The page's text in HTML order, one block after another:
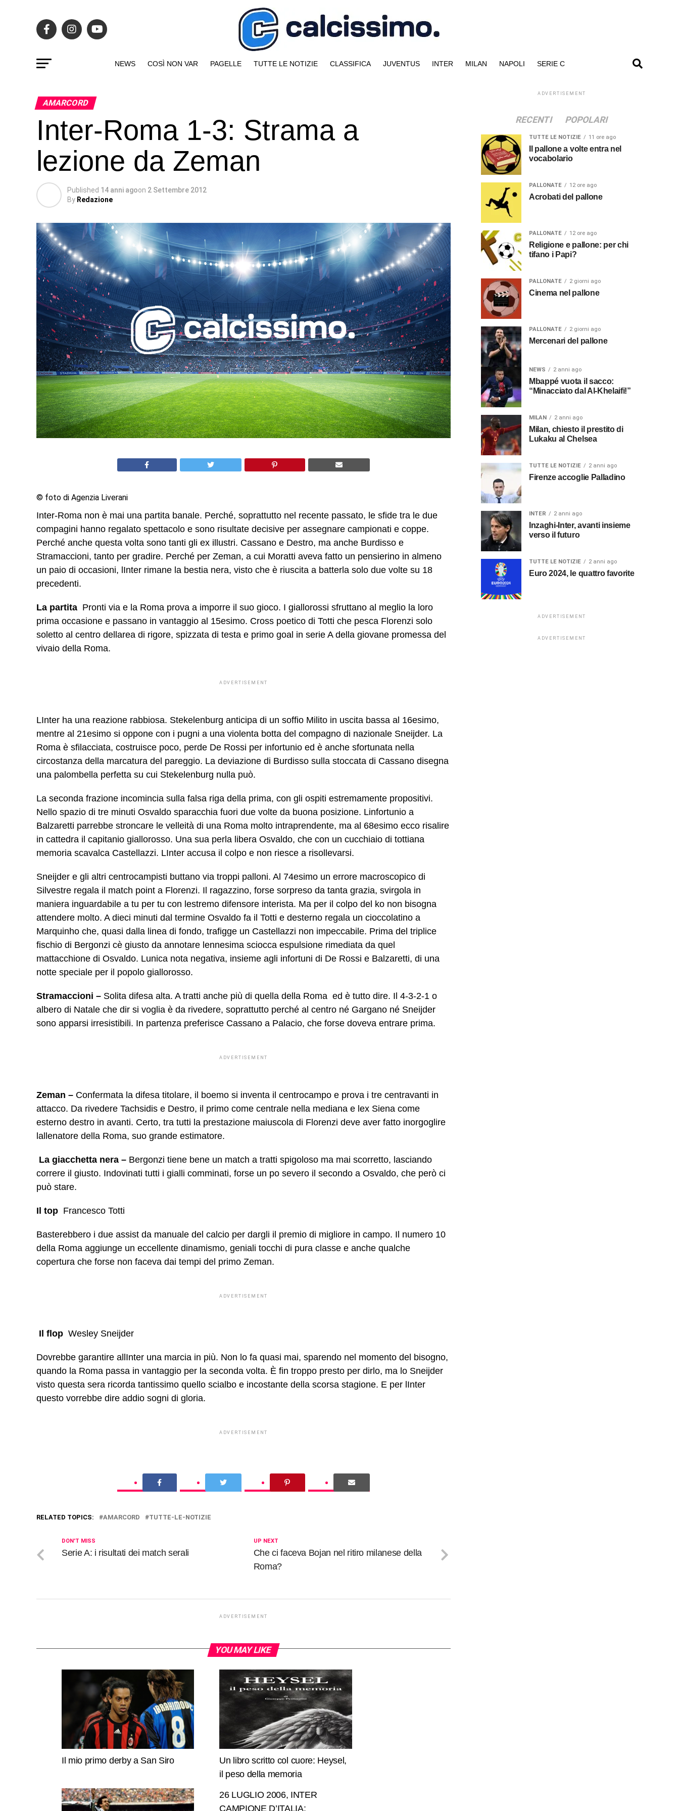
NEWS COSÌ NON VAR PAGELLE TUTTE LE NOTIZIE CLASSIFICA JUVENTUS INTER MILAN NAPOLI SERIE C
AMARCORD
Inter-Roma 1-3: Strama a
lezione da Zeman
Published 14 anni agoon 2 Settembre 2012
By Redazione
© foto di Agenzia Liverani
Inter-Roma non è mai una partita banale. Perché, soprattutto nel recente passato, le sfide tra le due
compagini hanno regalato spettacolo e sono risultate decisive per assegnare campionati e coppe.
Perché anche questa volta sono tanti gli ex illustri. Cassano e Destro, ma anche Burdisso e
Stramaccioni, tanto per gradire. Perché per Zeman, a cui Moratti aveva fatto un pensierino in almeno
un paio di occasioni, lInter rimane la bestia nera, visto che è riuscita a batterla solo due volte su 18
precedenti.
La partita  Pronti via e la Roma prova a imporre il suo gioco. I giallorossi sfruttano al meglio la loro
prima occasione e passano in vantaggio al 15esimo. Cross poetico di Totti che pesca Florenzi solo
soletto al centro dellarea di rigore, spizzata di testa e primo goal in serie A della giovane promessa del
vivaio della Roma.
ADVERTISEMENT
LInter ha una reazione rabbiosa. Stekelenburg anticipa di un soffio Milito in uscita bassa al 16esimo,
mentre al 21esimo si oppone con i pugni a una violenta botta del compagno di nazionale Sneijder. La
Roma è sfilacciata, costruisce poco, perde De Rossi per infortunio ed è anche sfortunata nella
circostanza della marcatura del pareggio. La deviazione di Burdisso sulla stoccata di Cassano disegna
una palombella perfetta su cui Stekelenburg nulla può.
La seconda frazione incomincia sulla falsa riga della prima, con gli ospiti estremamente propositivi.
Nello spazio di tre minuti Osvaldo sparacchia fuori due volte da buona posizione. Linfortunio a
Balzaretti parrebbe stroncare le velleità di una Roma molto intraprendente, ma al 68esimo ecco risalire
in cattedra il capitanio giallorosso. Una sua perla libera Osvaldo, che con un cucchiaio di tottiana
memoria scavalca Castellazzi. LInter accusa il colpo e non riesce a risollevarsi.
Sneijder e gli altri centrocampisti buttano via troppi palloni. Al 74esimo un errore macroscopico di
Silvestre regala il match point a Florenzi. Il ragazzino, forse sorpreso da tanta grazia, svirgola in
maniera inguardabile a tu per tu con lestremo difensore interista. Ma per il colpo del ko non bisogna
attendere molto. A dieci minuti dal termine Osvaldo fa il Totti e desterno regala un cioccolatino a
Marquinho che, quasi dalla linea di fondo, trafigge un Castellazzi non impeccabile. Prima del triplice
fischio di Bergonzi cè giusto da annotare lennesima sciocca espulsione rimediata da quel
mattacchione di Osvaldo. Lunica nota negativa, insieme agli infortuni di De Rossi e Balzaretti, di una
notte speciale per il popolo giallorosso.
Stramaccioni – Solita difesa alta. A tratti anche più di quella della Roma  ed è tutto dire. Il 4-3-2-1 o
albero di Natale che dir si voglia è da rivedere, soprattutto perché al centro né Gargano né Sneijder
sono apparsi irresistibili. In partenza preferisce Cassano a Palacio, che forse doveva entrare prima.
ADVERTISEMENT
Zeman – Confermata la difesa titolare, il boemo si inventa il centrocampo e prova i tre centravanti in
attacco. Da rivedere Tachsidis e Destro, il primo come centrale nella mediana e lex Siena come
esterno destro in avanti. Certo, tra tutti la prestazione maiuscola di Florenzi deve aver fatto inorgoglire
lallenatore della Roma, suo grande estimatore.
La giacchetta nera – Bergonzi tiene bene un match a tratti spigoloso ma mai scorretto, lasciando
correre il giusto. Indovinati tutti i gialli comminati, forse un po severo il secondo a Osvaldo, che però ci
può stare.
Il top  Francesco Totti
Basterebbero i due assist da manuale del calcio per dargli il premio di migliore in campo. Il numero 10
della Roma aggiunge un eccellente dinamismo, geniali tocchi di pura classe e anche qualche
copertura che forse non faceva dai tempi del primo Zeman.
ADVERTISEMENT
Il flop  Wesley Sneijder
Dovrebbe garantire allInter una marcia in più. Non lo fa quasi mai, sparendo nel momento del bisogno,
quando la Roma passa in vantaggio per la seconda volta. È fin troppo presto per dirlo, ma lo Sneijder
visto questa sera ricorda tantissimo quello scialbo e incostante della scorsa stagione. E per lInter
questo vorrebbe dire addio sogni di gloria.
ADVERTISEMENT
RELATED TOPICS: AMARCORD TUTTE-LE-NOTIZIE
UP NEXT
Che ci faceva Bojan nel ritiro milanese della
Roma?
DON'T MISS
Serie A: i risultati dei match serali
ADVERTISEMENT
YOU MAY LIKE
Il mio primo derby a San Siro
Un libro scritto col cuore: Heysel,
il peso della memoria
26 LUGLIO 2006, INTER
CAMPIONE D’ITALIA:
ADVERTISEMENT
RECENTI POPOLARI
TUTTE LE NOTIZIE 11 ore ago
Il pallone a volte entra nel
vocabolario
PALLONATE 12 ore ago
Acrobati del pallone
PALLONATE 12 ore ago
Religione e pallone: per chi
tifano i Papi?
PALLONATE 2 giorni ago
Cinema nel pallone
PALLONATE 2 giorni ago
Mercenari del pallone
NEWS 2 anni ago
Mbappé vuota il sacco:
“Minacciato dal Al-Khelaifi!”
MILAN 2 anni ago
Milan, chiesto il prestito di
Lukaku al Chelsea
TUTTE LE NOTIZIE 2 anni ago
Firenze accoglie Palladino
INTER 2 anni ago
Inzaghi-Inter, avanti insieme
verso il futuro
TUTTE LE NOTIZIE 2 anni ago
Euro 2024, le quattro favorite
ADVERTISEMENT
ADVERTISEMENT